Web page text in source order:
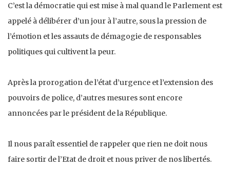
C’est la démocratie qui est mise à mal quand le Parlement est
appelé à délibérer d’un jour à l’autre, sous la pression de
l’émotion et les assauts de démagogie de responsables
politiques qui cultivent la peur.
Après la prorogation de l’état d’urgence et l’extension des
pouvoirs de police, d’autres mesures sont encore
annoncées par le président de la République.
Il nous paraît essentiel de rappeler que rien ne doit nous
faire sortir de l’Etat de droit et nous priver de nos libertés.